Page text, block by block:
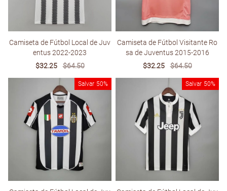
Camiseta de Fútbol Local de Juv
entus 2022-2023
Sale
$32.25
Regular
$64.50
Camiseta de Fútbol Visitante Ro
sa de Juventus 2015-2016
Sale
$32.25
Regular
$64.50
Salvar 50% Salvar 50%